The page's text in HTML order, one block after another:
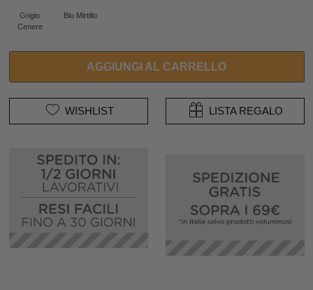
Grigio
Cenere
Blu Mirtillo
AGGIUNGI AL CARRELLO
WISHLIST LISTA REGALO